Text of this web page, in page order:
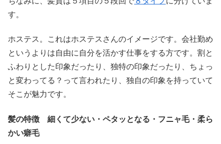
す。
ホステス。これはホステスさんのイメージです。会社勤め
というよりは自由に自分を活かす仕事をする方です。割と
ふわりとした印象だったり、独特の印象だったり、ちょっ
と変わってる？って言われたり、独自の印象を持っていて
そこが魅力です。
髪の特徴 細くて少ない・ペタッとなる・フニャ毛・柔ら
かい癖毛